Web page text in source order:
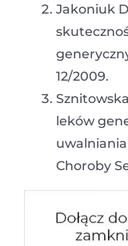
Jakoniuk
12/2009.
leków
Choroby